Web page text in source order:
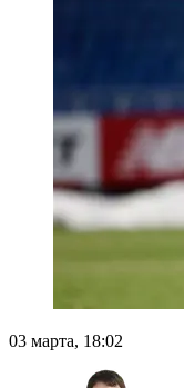
03 марта, 18:02